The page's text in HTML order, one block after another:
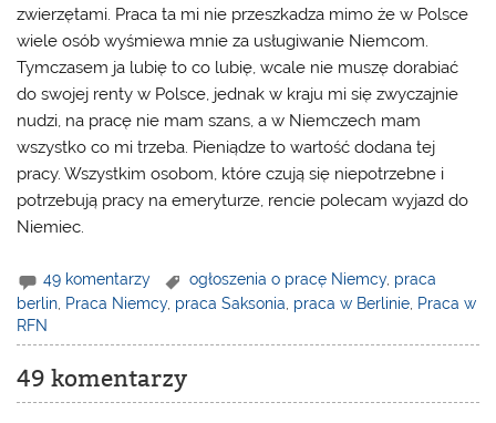
zwierzętami. Praca ta mi nie przeszkadza mimo że w Polsce
wiele osób wyśmiewa mnie za usługiwanie Niemcom.
Tymczasem ja lubię to co lubię, wcale nie muszę dorabiać
do swojej renty w Polsce, jednak w kraju mi się zwyczajnie
nudzi, na pracę nie mam szans, a w Niemczech mam
wszystko co mi trzeba. Pieniądze to wartość dodana tej
pracy. Wszystkim osobom, które czują się niepotrzebne i
potrzebują pracy na emeryturze, rencie polecam wyjazd do
Niemiec.
49 komentarzy ogłoszenia o pracę Niemcy, praca
berlin Praca Niemcy, praca Saksonia praca w Berlinie Praca w
RFN
49 komentarzy